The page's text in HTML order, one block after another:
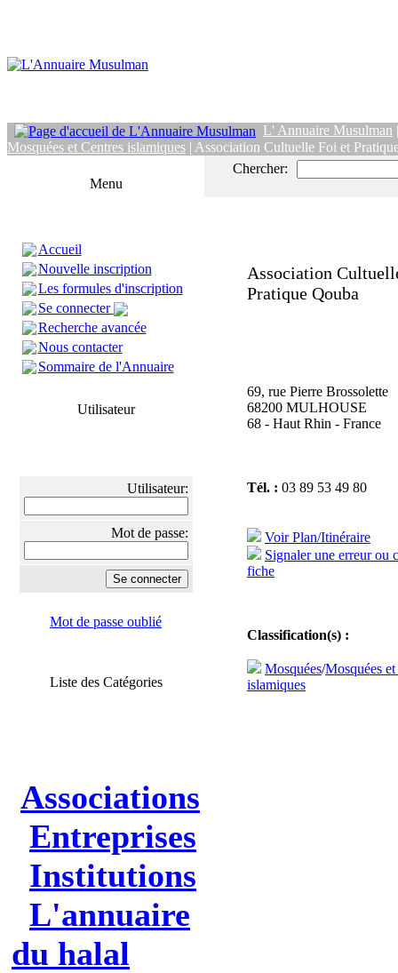
L' Annuaire Musulman
Mosquées et Centres islamiques | Association Cultuelle Foi et
Menu
Accueil
Nouvelle inscription
Les formules d'inscription
Se connecter
Recherche avancée
Nous contacter
Sommaire de l'Annuaire
Utilisateur
Utilisateur:
Mot de passe:
Mot de passe oublié
Liste des Catégories
Associations
Entreprises
Institutions
L'annuaire
du halal
Chercher:
Association
Pratique Qouba
69, rue Pierre Brossolette
68200 MULHOUSE
68 - Haut Rhin - France
Tél. : 03 89 53 49 80
Voir Plan/Itinéraire
Signaler une erreur ou
fiche
Classification(s) :
Mosquées/Mosquées
islamiques